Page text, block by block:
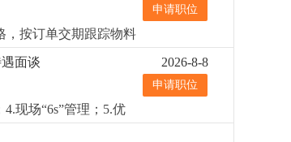
申请职位
，按订单交期跟踪物料
购跟单工作经验；
面谈
2026-8-8
申请职位
现场“6s”管理；5.优
上文化，熟悉电脑操